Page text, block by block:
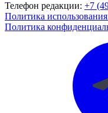
Телефон редакции: +7
Политика
Политика